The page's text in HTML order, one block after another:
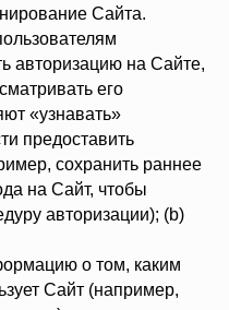
Сайта.
авторизацию на Сайте,
его
«узнавать»
предоставить
сохранить раннее
на Сайт, чтобы
авторизации); (b)
о том, каким
Сайт (например,